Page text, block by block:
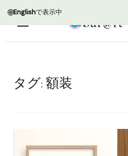
🌐Englishで表示中
bur@rt
タグ: 額装